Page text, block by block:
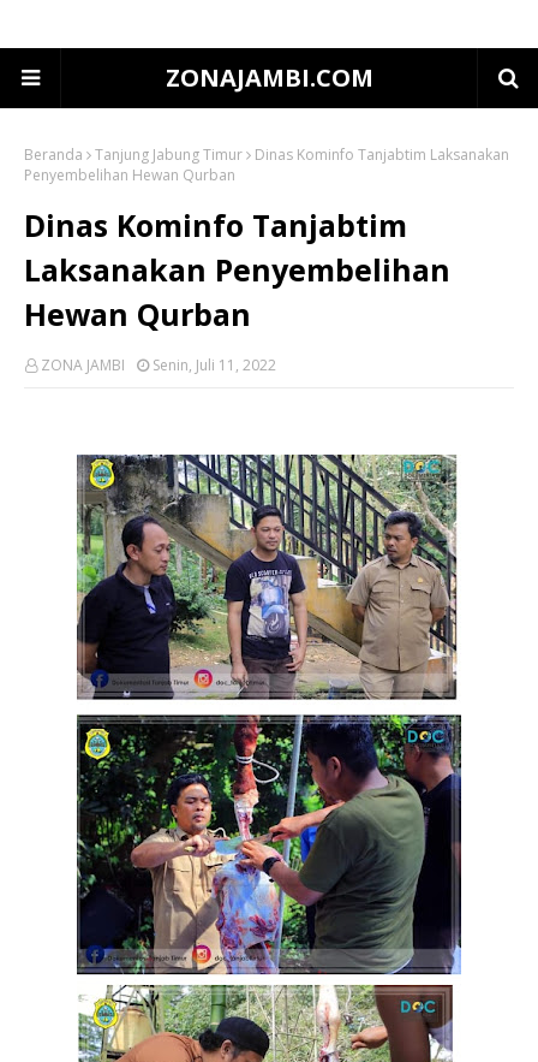
ZONAJAMBI.COM
Beranda Tanjung Jabung Timur
Dinas Kominfo Tanjabtim Laksanakan
Penyembelihan Hewan Qurban
Dinas Kominfo Tanjabtim
Laksanakan Penyembelihan
Hewan Qurban
ZONA JAMBI Senin, Juli 11, 2022